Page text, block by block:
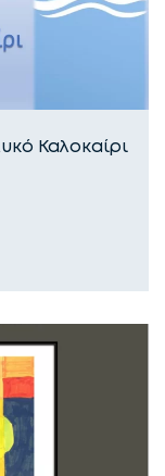
Καλοκαίρι